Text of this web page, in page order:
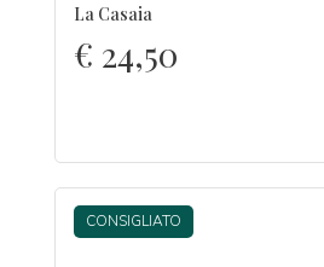
La Casaia
€ 24,50
CONSIGLIATO